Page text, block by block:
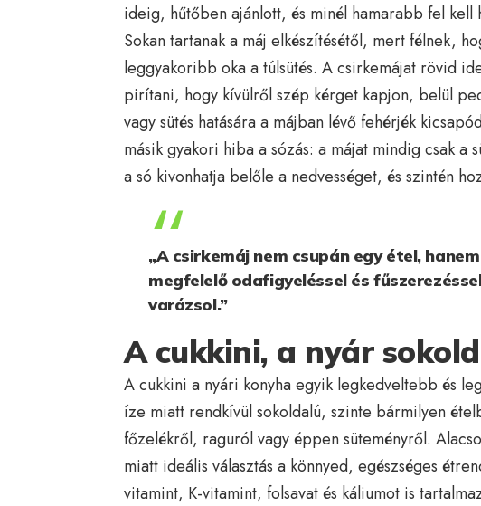
ideig, hűtőben ajánlott, és minél hamarabb fel kell
Sokan tartanak a máj elkészítésétől, mert félnek,
leggyakoribb oka a túlsütés. A csirkemájat rövid
pirítani, hogy kívülről szép kérget kapjon, belül
vagy sütés hatására a májban lévő fehérjék
másik gyakori hiba a sózás: a májat mindig csak a
a só kivonhatja belőle a nedvességet, és szintén
„A csirkemáj nem csupán egy étel,
megfelelő odafigyeléssel és
varázsol.”
A cukkini, a nyár
A cukkini a nyári konyha egyik legkedveltebb és
íze miatt rendkívül sokoldalú, szinte bármilyen
főzelékről, raguról vagy éppen süteményről.
miatt ideális választás a könnyed, egészséges
vitamint, K-vitamint, folsavat és káliumot is